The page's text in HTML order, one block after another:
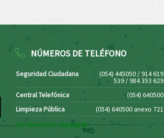
NÚMEROS DE TELÉFONO
Seguridad Ciudadana (054) 445050 / 914 619
539 / 984 353 629
Central Telefónica
(054) 640500
Limpieza Pública
(054) 640500 anexo 721
Ver directorio municipal